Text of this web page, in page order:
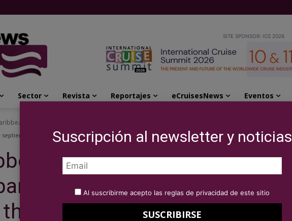
SITE SPONSOR: ICS 2026
Sector Revista Reportajes eCruisesNews Eventos
anuncia el nombre del tercer barco de la clase Quantum:...
septiembre de 2014
anuncia el nombre
de la clase Quantum:
Seas
Suscripción al newsletter y noticias
Al suscribirme acepto las reglas de privacidad de este sitio